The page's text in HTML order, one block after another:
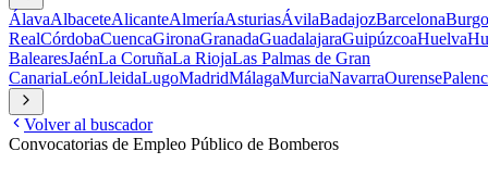
ÁlavaAlbaceteAlicanteAlmeríaAsturiasÁvilaBadajozBarcelona
RealCórdobaCuencaGironaGranadaGuadalajaraGuipúzcoaHuelva
BalearesJaénLa CoruñaLa RiojaLas Palmas de Gran
CanariaLeónLleidaLugoMadridMálagaMurciaNavarraOurense
Volver al buscador
Convocatorias de Empleo Público de Bomberos